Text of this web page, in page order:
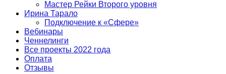
Мастер Рейки Второго уровня
Ирина Тарало
Подключение к «Сфере»
Вебинары
Ченнелинги
Все проекты 2022 года
Оплата
Отзывы